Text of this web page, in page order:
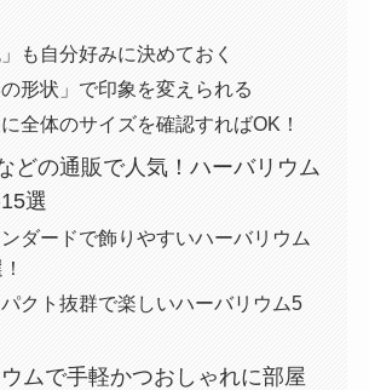
」も自分好みに決めておく
の形状」で印象を変えられる
全体のサイズを確認すればOK！
どの通販で人気！ハーバリウム
選
ダードで飾りやすいハーバリウム
クト抜群で楽しいハーバリウム5
ムで手軽かつおしゃれに部屋